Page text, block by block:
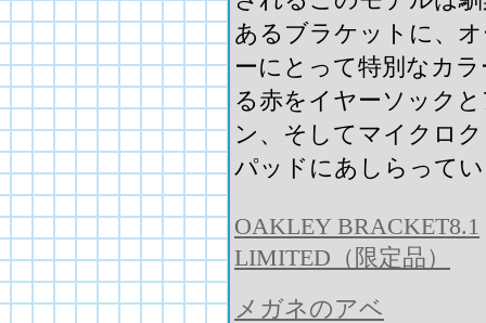
あるブラケットに、
ーにとって特別なカ
る赤をイヤーソック
ン、そしてマイクロ
パッドにあしらって
OAKLEY BRACKET8.1
LIMITED（限定品）
メガネのアベ